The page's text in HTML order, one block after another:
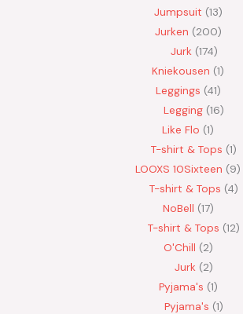
Jumpsuit 13
Jurken 200
Jurk 174
Kniekousen 1
Leggings 41
Legging 16
Like Flo 1
T-shirt & Tops 1
LOOXS 10Sixteen
9
T-shirt & Tops 4
NoBell 17
T-shirt & Tops 12
O'Chill 2
Jurk
2
Pyjama's 1
Pyjama's 1